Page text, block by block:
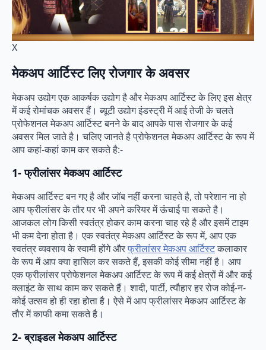
X
मेकअप आर्टिस्ट लिए रोजगार के अवसर
मेकअप उद्योग एक आकर्षक उद्योग है और मेकअप आर्टिस्ट के लिए इस क्षेत्र
में कई रोमांचक अवसर हैं। ब्यूटी उद्योग इंडस्ट्री में आई तेजी के चलते
प्रोफेशनल मेकअप आर्टिस्ट बनने के बाद आपके पास रोजगार के कई
अवसर मिल जाते है। चलिए जानते है प्रोफेशनल मेकअप आर्टिस्ट के रूप में
आप कहां-कहां काम कर सकते है:-
1-फ्रीलांसर मेकअप आर्टिस्ट
मेकअप आर्टिस्ट बन गए है और जॉब नहीं करना चाहते है, तो परेशान ना हो
आप फ्रीलांसर के तौर पर भी अपने करियर में ऊंचाई पा सकते है।
आजकल लोग किसी स्वतंत्र होकर काम करना चाह रहे है और इसमें टाइम
भी कम देना होता है। एक स्वतंत्र मेकअप आर्टिस्ट के रूप में, आप एक
स्वतंत्र व्यवसाय के स्वामी होंगे औरफ्रीलांसर मेकअप आर्टिस्टकलाकार
के रूप में आप क्या हासिल कर सकते हैं, इसकी कोई सीमा नहीं है। आप
एक फ्रीलांसर प्रोफेशनल मेकअप आर्टिस्ट के रूप में कई क्षेत्रों में और कई
क्लाइंट के साथ काम कर सकते हैं। शादी, पार्टी, त्यौहार हर रोज कोई-न-
कोई उत्सव हो ही रहा होता है। ऐसे में आप फ्रीलांसर मेकअप आर्टिस्ट के
तौर में काफी कमा सकते है।
2-ब्राइडल मेकअप आर्टिस्ट